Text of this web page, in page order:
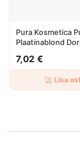
Pura Kosmetica
Plaatinablond
7,02 €
Lisa